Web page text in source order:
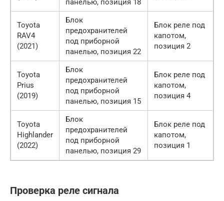
Toyota
RAV4
(2021)
Блок
предохранителей
под приборной
панелью, позиция 22
Блок реле под
капотом,
позиция 2
Toyota
Prius
(2019)
Блок
предохранителей
под приборной
панелью, позиция 15
Блок реле под
капотом,
позиция 4
Toyota
Highlander
(2022)
Блок
предохранителей
под приборной
панелью, позиция 29
Блок реле под
капотом,
позиция 1
Проверка реле сигнала